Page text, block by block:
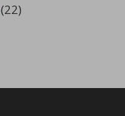
(22)